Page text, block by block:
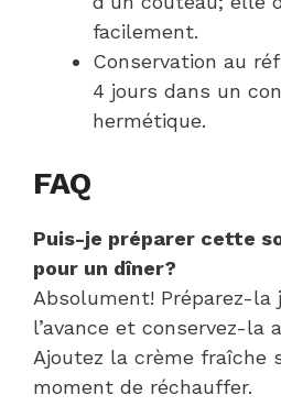
facilement.
Conservation au
4 jours dans un
hermétique.
FAQ
Puis-je préparer cette
pour un dîner?
Absolument! Préparez-la
l’avance et conservez-la
Ajoutez la crème fraîche
moment de réchauffer.